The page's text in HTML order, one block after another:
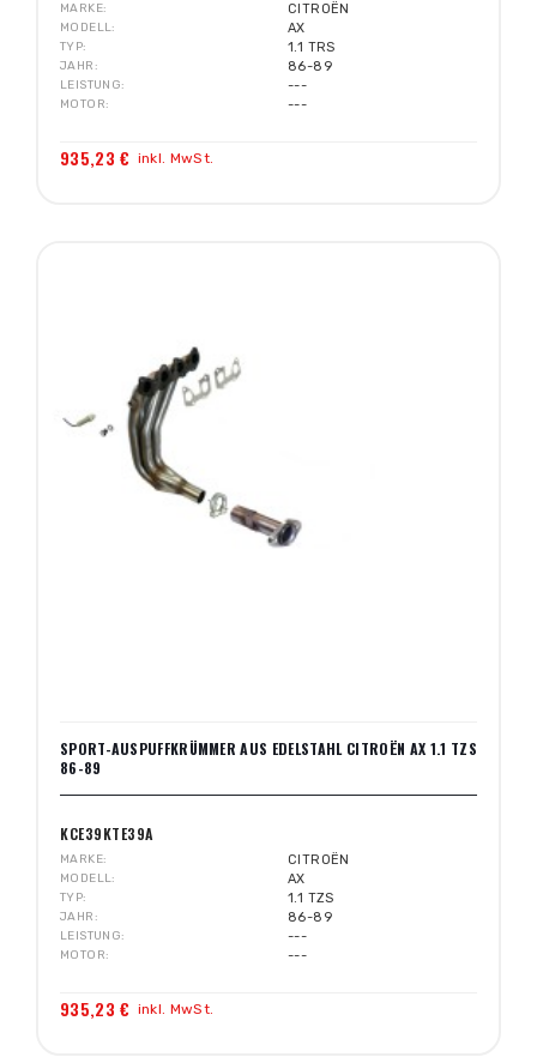
MARKE CITROËN
MODELL AX
TYP 1.1 TRS
JAHR 86-89
LEISTUNG ---
MOTOR ---
935,23 € inkl. MwSt.
SPORT-AUSPUFFKRÜMMER AUS EDELSTAHL CITROËN AX 1.1 TZS
86-89
KCE39KTE39A
MARKE CITROËN
MODELL AX
TYP 1.1 TZS
JAHR 86-89
LEISTUNG ---
MOTOR ---
935,23 € inkl. MwSt.